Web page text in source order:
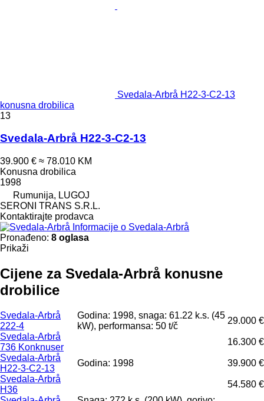
Svedala-Arbrå H22-3-C2-13
konusna drobilica
13
Svedala-Arbrå H22-3-C2-13
39.900 € ≈ 78.010 KM
Konusna drobilica
1998
Rumunija, LUGOJ
SERONI TRANS S.R.L.
Kontaktirajte prodavca
Informacije o Svedala-Arbrå
Pronađeno: 8 oglasa
Prikaži
Cijene za Svedala-Arbrå konusne
drobilice
Svedala-Arbrå
222-4
Godina: 1998, snaga: 61.22 k.s. (45
kW), performansa: 50 t/č
29.000 €
Svedala-Arbrå
736 Konknuser
16.300 €
Svedala-Arbrå
H22-3-C2-13
Godina: 1998
39.900 €
Svedala-Arbrå
H36
54.580 €